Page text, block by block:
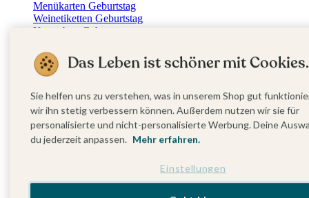
Menükarten Geburtstag
Weinetiketten Geburtstag
Kartenbox Geburtstag
Dankeskarten Geburtstag
Fotobuch Geburtstag
Eventplattform
Einladungskarten Kindergeburtstag
Kindergeburtstag Jungen
Kindergeburtstag Mädchen
Kindergeburtstag Unisex
Einladungskarten 1. Geburtstag
Fotobücher
Das Leben ist schöner mit Cookies.
Sie helfen uns zu verstehen, was in unserem Shop gut
wir ihn stetig verbessern können. Außerdem nutzen wir sie für
personalisierte und nicht-personalisierte Werbung. Deine
du jederzeit anpassen. Mehr erfahren.
Einstellungen